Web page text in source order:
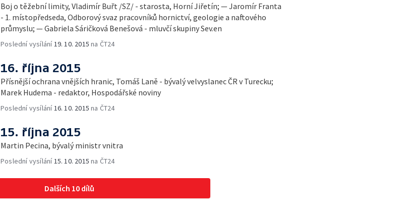
Boj o těžební limity, Vladimír Buřt /SZ/ - starosta, Horní Jiřetín; — Jaromír Franta
- 1. místopředseda, Odborový svaz pracovníků hornictví, geologie a naftového
průmyslu; — Gabriela Sáričková Benešová - mluvčí skupiny Sev.en
Poslední vysílání 19. 10. 2015 na ČT24
16. října 2015
Přísnější ochrana vnějších hranic, Tomáš Laně - bývalý velvyslanec ČR v Turecku;
Marek Hudema - redaktor, Hospodářské noviny
Poslední vysílání 16. 10. 2015 na ČT24
15. října 2015
Martin Pecina, bývalý ministr vnitra
Poslední vysílání 15. 10. 2015 na ČT24
Dalších 10 dílů